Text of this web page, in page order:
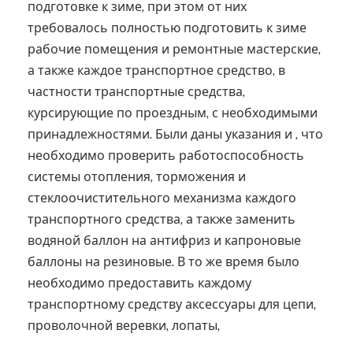
подготовке к зиме, при этом от них
требовалось полностью подготовить к зиме
рабочие помещения и ремонтные мастерские,
а также каждое транспортное средство, в
частности транспортные средства,
курсирующие по проездным, с необходимыми
принадлежностями. Были даны указания и , что
необходимо проверить работоспособность
системы отопления, торможения и
стеклоочистительного механизма каждого
транспортного средства, а также заменить
водяной баллон на антифриз и капроновые
баллоны на резиновые. В то же время было
необходимо предоставить каждому
транспортному средству аксессуары для цепи,
проволочной веревки, лопаты,